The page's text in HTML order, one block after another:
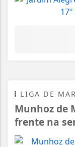
LIGA DE
Munhoz de
frente na